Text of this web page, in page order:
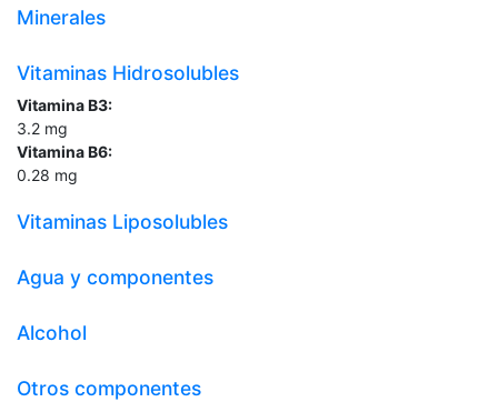
Minerales
Vitaminas Hidrosolubles
Vitamina B3:
3.2 mg
Vitamina B6:
0.28 mg
Vitaminas Liposolubles
Agua y componentes
Alcohol
Otros componentes